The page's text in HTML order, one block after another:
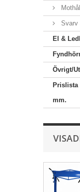
Svarv
El &
Övrigt/
mm.